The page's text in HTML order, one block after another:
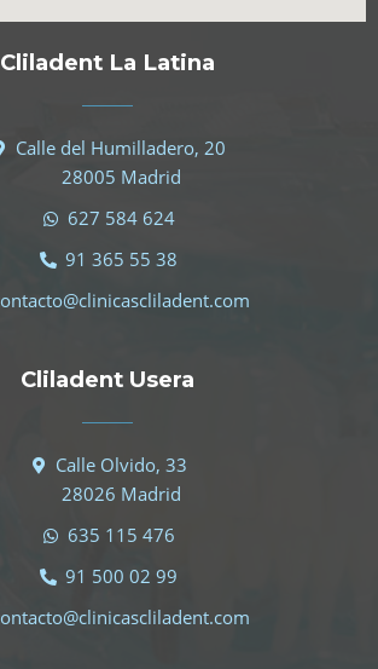
Cliladent La Latina
Calle del Humilladero, 20
28005 Madrid
627 584 624
91 365 55 38
Cliladent Usera
Calle Olvido, 33
28026 Madrid
635 115 476
91 500 02 99